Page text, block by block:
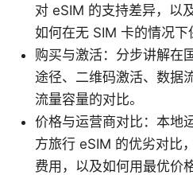
对 eSIM 的支持差异，以
如何在无 SIM 卡的情况下
购买与激活：分步讲解在
途径、二维码激活、数据
流量容量的对比。
价格与运营商对比：本地
方旅行 eSIM 的优劣对比
费用，以及如何用最优价